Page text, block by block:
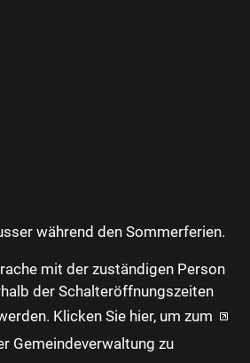
während den Sommerferien.
mit der zuständigen Person
der Schalteröffnungszeiten
Klicken Sie hier, um zum
Gemeindeverwaltung zu